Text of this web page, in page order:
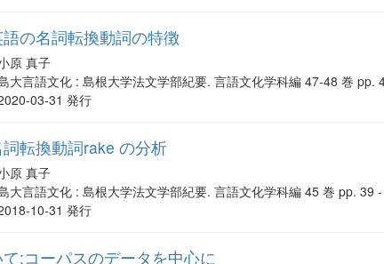
の名詞転換動詞の特徴
原 真子
大言語文化 : 島根大学法文学部紀要. 言語文化学科編 47-48 巻 pp.
03-31 発行
転換動詞rake の分析
原 真子
大言語文化 : 島根大学法文学部紀要. 言語文化学科編 45 巻 pp. 39
10-31 発行
:コーパスのデータを中心に